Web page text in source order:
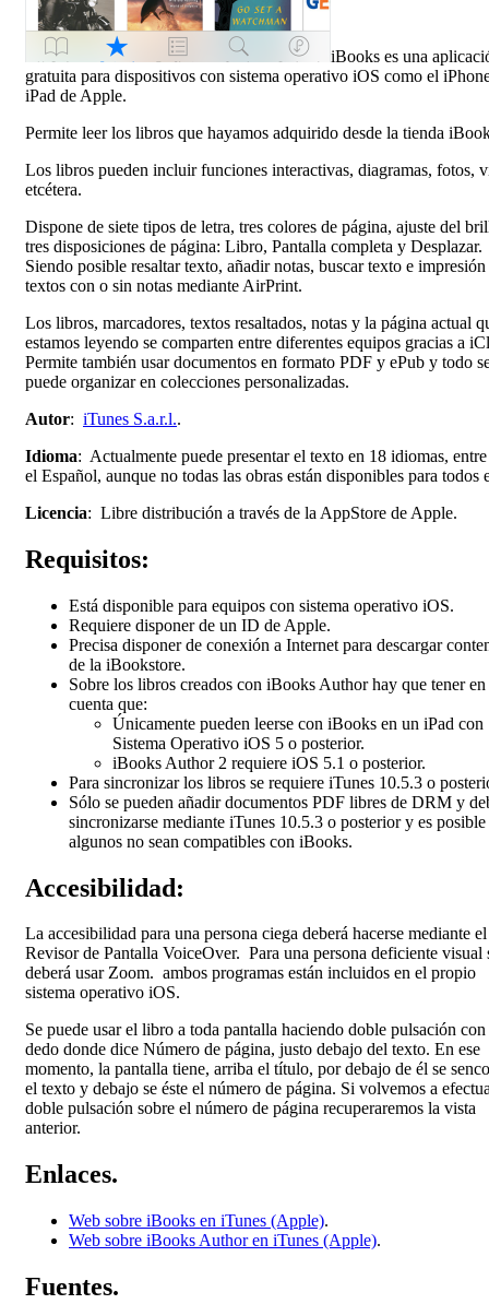
iBooks es una
gratuita para dispositivos con sistema operativo iOS como el
iPad de Apple.
Permite leer los libros que hayamos adquirido desde la tienda
Los libros pueden incluir funciones interactivas, diagramas, fotos,
etcétera.
Dispone de siete tipos de letra, tres colores de página, ajuste del
tres disposiciones de página: Libro, Pantalla completa y Desplazar.
Siendo posible resaltar texto, añadir notas, buscar texto e impresión
textos con o sin notas mediante AirPrint.
Los libros, marcadores, textos resaltados, notas y la página actual
estamos leyendo se comparten entre diferentes equipos gracias a
Permite también usar documentos en formato PDF y ePub y todo
puede organizar en colecciones personalizadas.
Autor: iTunes S.a.r.l..
Idioma: Actualmente puede presentar el texto en 18 idiomas,
el Español, aunque no todas las obras están disponibles para todos
Licencia: Libre distribución a través de la AppStore de Apple.
Requisitos:
Está disponible para equipos con sistema operativo iOS.
Requiere disponer de un ID de Apple.
Precisa disponer de conexión a Internet para descargar
de la iBookstore.
Sobre los libros creados con iBooks Author hay que tener en
cuenta que:
Únicamente pueden leerse con iBooks en un iPad con
Sistema Operativo iOS 5 o posterior.
iBooks Author 2 requiere iOS 5.1 o posterior.
Para sincronizar los libros se requiere iTunes 10.5.3 o
Sólo se pueden añadir documentos PDF libres de DRM y
sincronizarse mediante iTunes 10.5.3 o posterior y es posible
algunos no sean compatibles con iBooks.
Accesibilidad:
La accesibilidad para una persona ciega deberá hacerse mediante el
Revisor de Pantalla VoiceOver. Para una persona deficiente visual
deberá usar Zoom. ambos programas están incluidos en el propio
sistema operativo iOS.
Se puede usar el libro a toda pantalla haciendo doble pulsación
dedo donde dice Número de página, justo debajo del texto. En ese
momento, la pantalla tiene, arriba el título, por debajo de él se
el texto y debajo se éste el número de página. Si volvemos a
doble pulsación sobre el número de página recuperaremos la vista
anterior.
Enlaces.
Web sobre iBooks en iTunes (Apple).
Web sobre iBooks Author en iTunes (Apple).
Fuentes.